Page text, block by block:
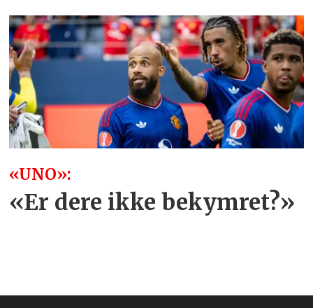
«UNO»:
«Er dere ikke bekymret?»